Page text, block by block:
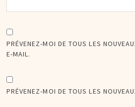
PRÉVENEZ-MOI DE TOUS LES
E-MAIL.
PRÉVENEZ-MOI DE TOUS LES